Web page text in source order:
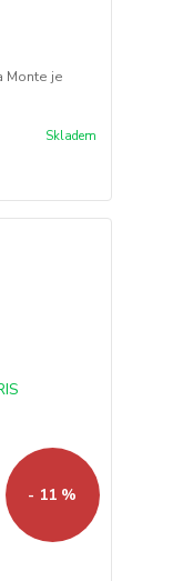
Monte je
Skladem
- 11 %